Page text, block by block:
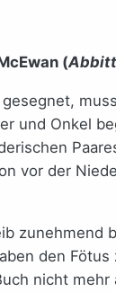
(
und Onkel
vor der
zunehmend
den
nicht mehr